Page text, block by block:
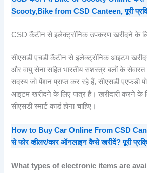
Scooty,Bike from CSD Canteen, पूरी
CSD कैंटीन से इलेक्ट्रॉनिक उपकरण खरीदने के
सीएसडी एचडी कैंटीन से इलेक्ट्रॉनिक आइटम
और वायु सेना सहित भारतीय सशस्त्र बलों के सेवारत
सदस्य जो पेंशन प्राप्त कर रहे हैं, सीएसडी एएफडी
आइटम खरीदने के लिए पात्र हैं। खरीदारी करने के
सीएसडी स्मार्ट कार्ड होना चाहिए।
How to Buy Car Online From CSD
से फोर व्हीलर/कार ऑनलाइन कैसे खरीदें? पूरी
What types of electronic items are